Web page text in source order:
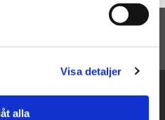
Visa detaljer
alla